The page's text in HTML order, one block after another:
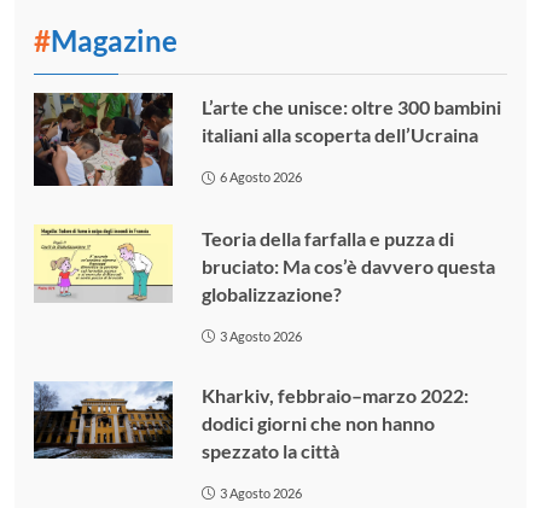
#Magazine
L’arte che unisce: oltre 300 bambini
italiani alla scoperta dell’Ucraina
6 Agosto 2026
Teoria della farfalla e puzza di
bruciato: Ma cos’è davvero questa
globalizzazione?
3 Agosto 2026
Kharkiv, febbraio–marzo 2022:
dodici giorni che non hanno
spezzato la città
3 Agosto 2026